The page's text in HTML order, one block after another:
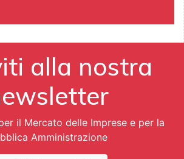
alla nostra
il Mercato delle Imprese e per la
Amministrazione